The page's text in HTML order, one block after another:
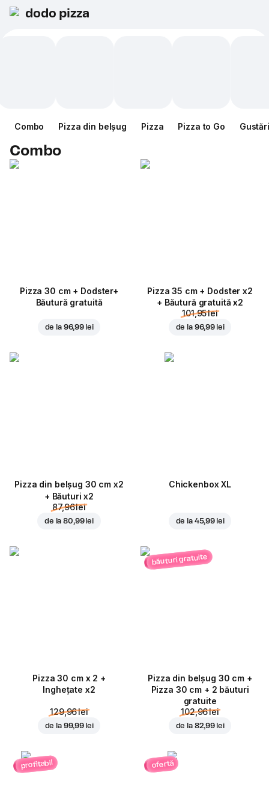
dodo pizza
Combo Pizza din belșug Pizza Pizza to Go Gustări
Combo
Pizza 30 cm + Dodster+
Băutură gratuită
de la 96,99 lei
Pizza 35 cm + Dodster x2
+ Băutură gratuită x2
101,95 lei
de la 96,99 lei
Pizza din belșug 30 cm x2
+ Băuturi x2
87,96 lei
de la80,99 lei
Chickenbox XL
de la 45,99 lei
Pizza 30 cm x 2 +
Inghețate x2
129,96 lei
de la 99,99 lei
băuturi gratuite
Pizza din belșug 30 cm +
Pizza 30 cm + 2 băuturi
gratuite
102,96 lei
de la 82,99 lei
profitabil ofertă